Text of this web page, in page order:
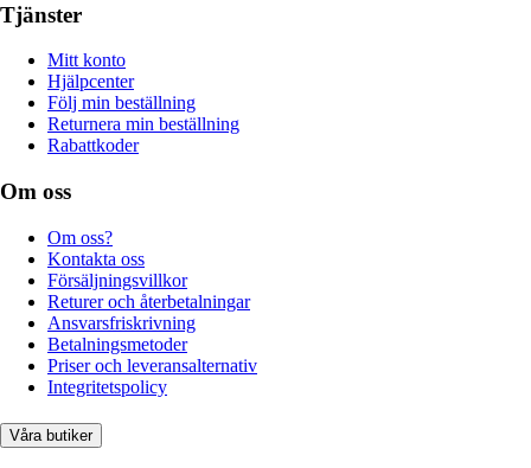
Tjänster
Mitt konto
Hjälpcenter
Följ min beställning
Returnera min beställning
Rabattkoder
Om oss
Om oss?
Kontakta oss
Försäljningsvillkor
Returer och återbetalningar
Ansvarsfriskrivning
Betalningsmetoder
Priser och leveransalternativ
Integritetspolicy
Våra butiker